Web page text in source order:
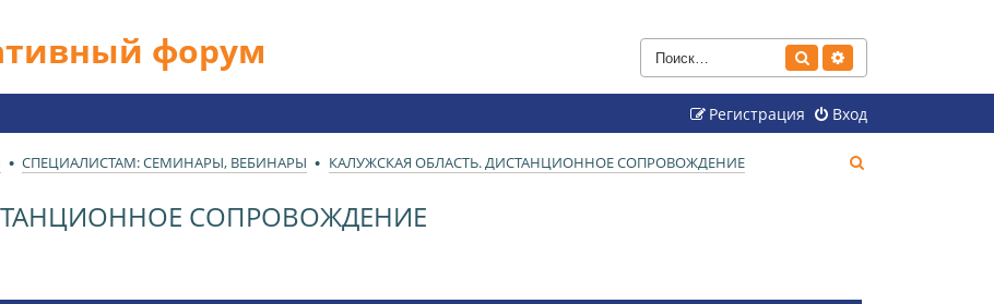
форум Поиск
Вход
Регистрация
СПЕЦИАЛИСТАМ: СЕМИНАРЫ, ВЕБИНАРЫ КАЛУЖСКАЯ ОБЛАСТЬ. ДИСТАНЦИОННОЕ СОПРОВОЖДЕНИЕ
СОПРОВОЖДЕНИЕ